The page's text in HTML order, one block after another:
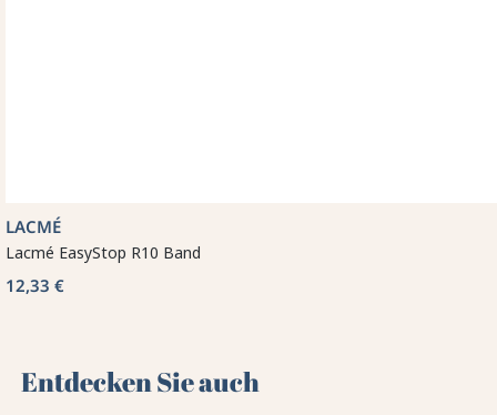
LACMÉ
Lacmé EasyStop R10 Band
12,33 €
Entdecken Sie auch 🌻